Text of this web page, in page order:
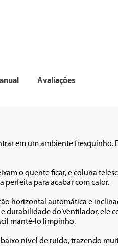
Avaliações
em um ambiente fresquinho.
o quente ficar, e coluna
perfeita para acabar com calor.
horizontal automática e
durabilidade do Ventilador, ele
mantê-lo limpinho.
nível de ruído, trazendo